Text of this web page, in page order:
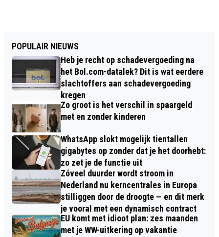
POPULAIR NIEUWS
Heb je recht op schadevergoeding na
het Bol.com-datalek? Dit is wat eerdere
slachtoffers aan schadevergoeding
kregen
Zo groot is het verschil in spaargeld
met en zonder kinderen
WhatsApp slokt mogelijk tientallen
gigabytes op zonder dat je het doorhebt:
zo zet je de functie uit
Zóveel duurder wordt stroom in
Nederland nu kerncentrales in Europa
stilliggen door de droogte — en dit merk
je vooral met een dynamisch contract
EU komt met idioot plan: zes maanden
met je WW-uitkering op vakantie